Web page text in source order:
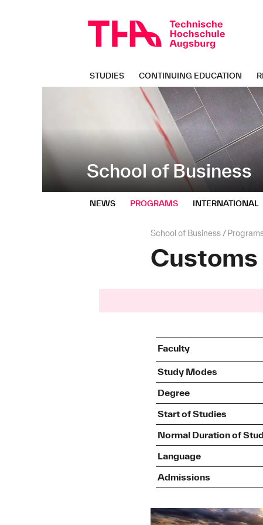
navigation
School of Business
STUDIES CONTINUING EDUCATION
NEWS PROGRAMS INTERNATIONAL
Page
School of Business
Customs
Faculty
Study Modes
Degree
Start of Studies
Normal Duration of
Language
Admissions